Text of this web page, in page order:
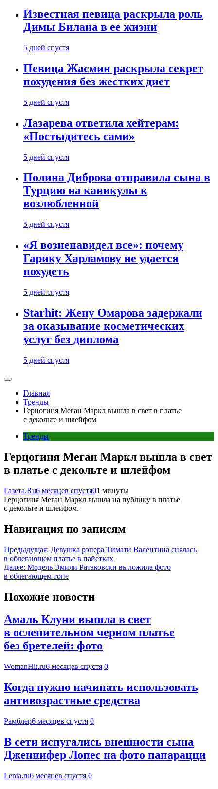
Известная певица раскрыла роль
Димы Билана в ее жизни
5 дней спустя
Певица Жасмин раскрыла секрет
похудения без жестких диет
5 дней спустя
Лазарева ответила хейтерам:
«Постыдитесь сами»
5 дней спустя
Полина Диброва отправила сына в
Турцию на каникулы к
возлюбленной
5 дней спустя
«Я возненавидел все»: почему
Гарику Харламову не удается
похудеть
5 дней спустя
Starhit: Жену Омарова задержали
за оказывание косметических
услуг без диплома
5 дней спустя
Главная
Тренды
Герцогиня Меган Маркл вышла в свет в платье
с декольте и шлейфом
Тренды
Герцогиня Меган Маркл вышла в свет
в платье с декольте и шлейфом
Газета.Ru6 месяцев спустя01 минуты
Герцогиня Меган Маркл вышла на публику в платье
с декольте и шлейфом.
Навигация по записям
Предыдущая: Девушка рэпера Тимати Валентина снялась
в облегающем платье в пайетках
Далее: Модель Эмили Ратаковски выложила фото
в облегающем топе
Похожие новости
Амаль Клуни вышла в свет
в ослепительном черном платье
без бретелей: фото
WomanHit.ru6 месяцев спустя 0
Когда нужно начинать использовать
антивозрастные средства
Рамблер6 месяцев спустя 0
В сети испугались внешности сына
Дженнифер Лопес на фото папарацци
Lenta.ru6 месяцев спустя 0